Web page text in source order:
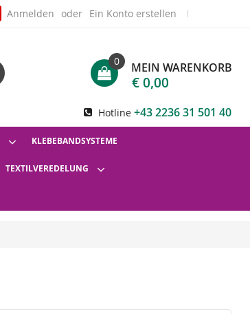
Anmelden Ein Konto erstellen
MEIN WARENKORB
0
€ 0,00
Hotline +43 2236 31 501 40
KLEBEBANDSYSTEME
TEXTILVEREDELUNG